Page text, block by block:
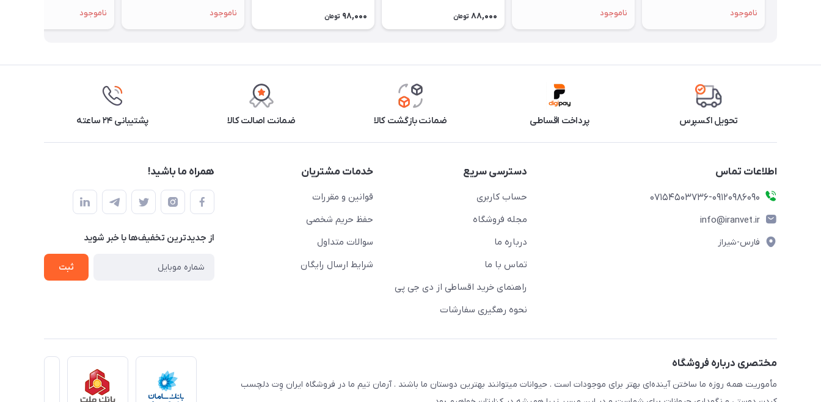
ناموجود
ناموجود 88,000 تومان 98,000 تومان ناموجود ناموجود
تحویل اکسپرس پرداخت اقساطی ضمانت بازگشت کالا ضمانت اصالت کالا پشتیبانی ۲۴ ساعته
اطلاعات تماس
07154503736-09120986090
info@iranvet.ir
فارس-شیراز
دسترسی سریع
حساب کاربری
مجله فروشگاه
درباره ما
تماس با ما
راهنمای خرید اقساطی از دی جی پی
نحوه رهگیری سفارشات
خدمات مشتریان
قوانین و مقررات
حفظ حریم شخصی
سوالات متداول
شرایط ارسال رایگان
همراه ما باشید!
از جدید‌ترین تخفیف‌ها با‌ خبر شوید
ثبت
مختصری درباره فروشگاه
مأموریت همه روزه ما ساختن آینده‌ای بهتر برای موجودات است . حیوانات میتوانند بهترین دوستان ما باشند . آرمان تیم ما در فروشگاه ایران وِت دلچسب